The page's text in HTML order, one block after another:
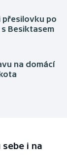
přesilovku po
Besiktasem
na domácí
i na